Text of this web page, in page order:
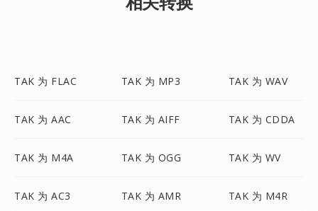
TAK 为 FLAC TAK 为 MP3 TAK 为 WAV
TAK 为 AAC TAK 为 AIFF TAK 为 CDDA
TAK 为 M4A TAK 为 OGG TAK 为 WV
TAK 为 AC3 TAK 为 AMR TAK 为 M4R